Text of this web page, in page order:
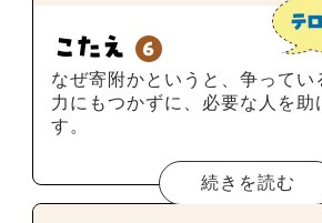
なぜ寄附かというと、争ってい
力にもつかずに、必要な人を助
す。
続きを読む